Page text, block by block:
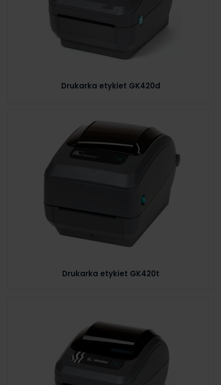
Drukarka etykiet GK420d
Drukarka etykiet GK420t